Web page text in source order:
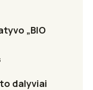
„BIO
dalyviai